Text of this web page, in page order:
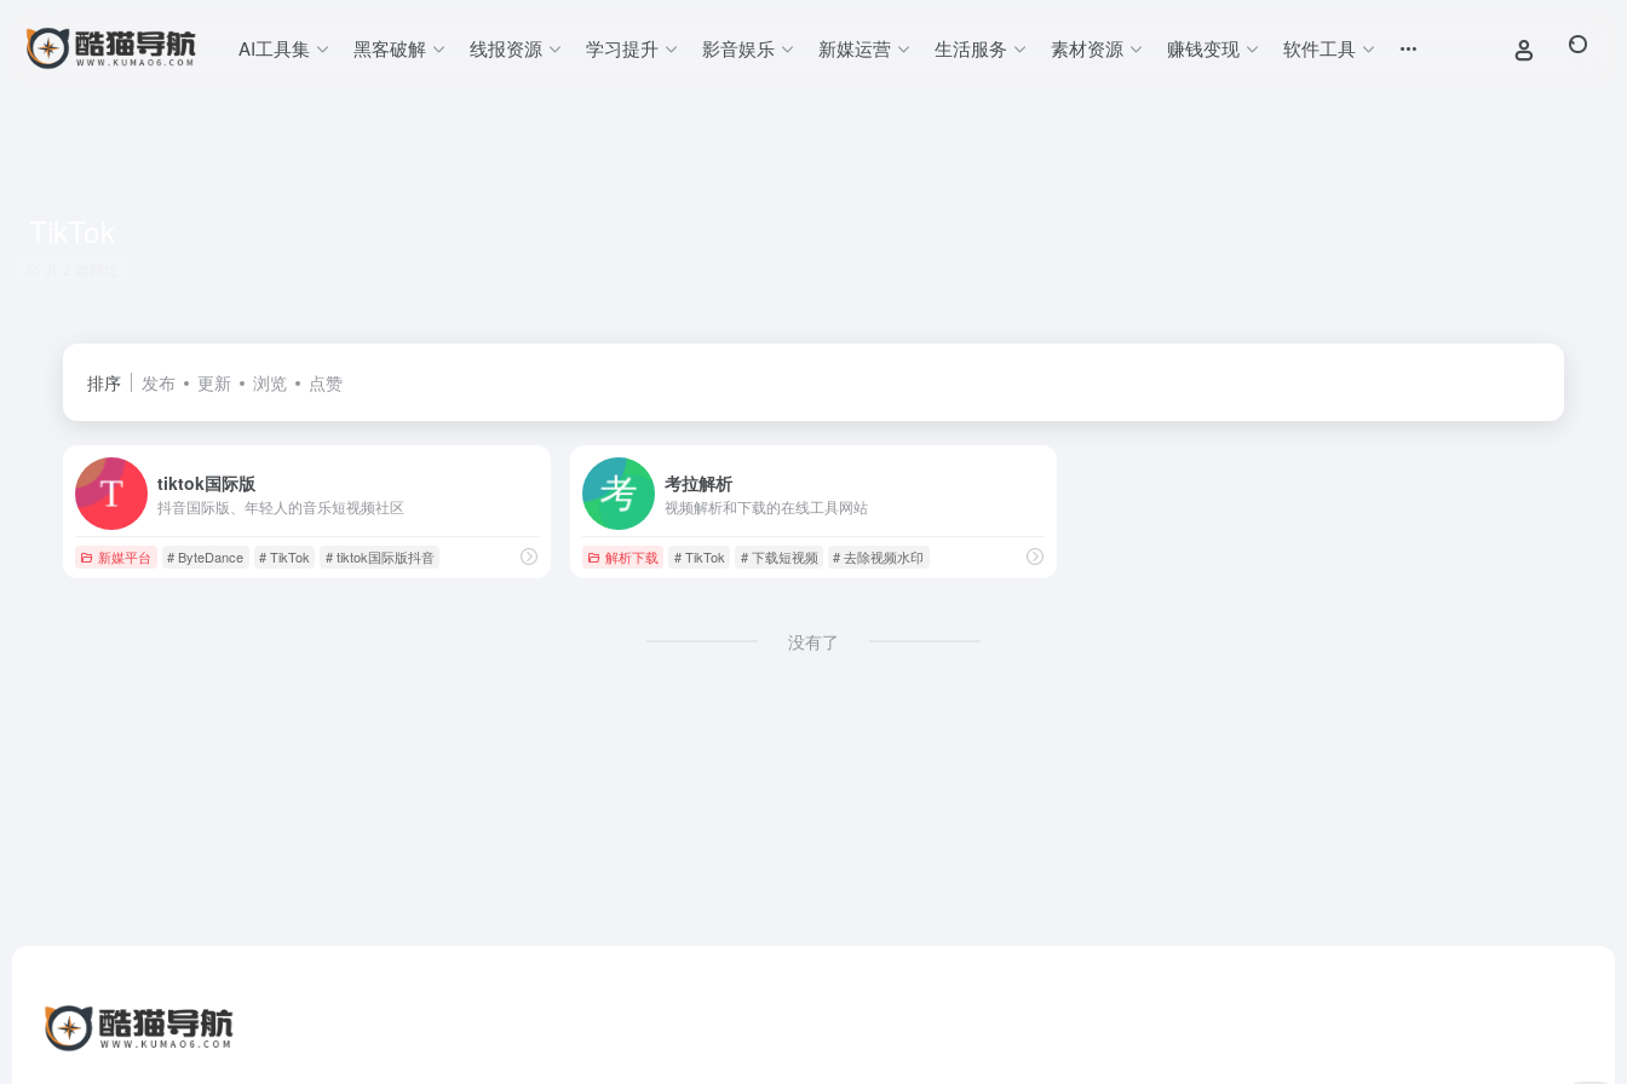
AI工具集 黑客破解 线报资源 学习提升 影音娱乐 新媒运营 生活服务 素材资源 赚钱变现 软件工具
排序 发布 更新 浏览 点赞
tiktok国际版
抖音国际版、年轻人的音乐短视频社区
新媒平台 # ByteDance # TikTok # tiktok国际版抖音
考拉解析
视频解析和下载的在线工具网站
解析下载 # TikTok # 下载短视频 # 去除视频水印
没有了